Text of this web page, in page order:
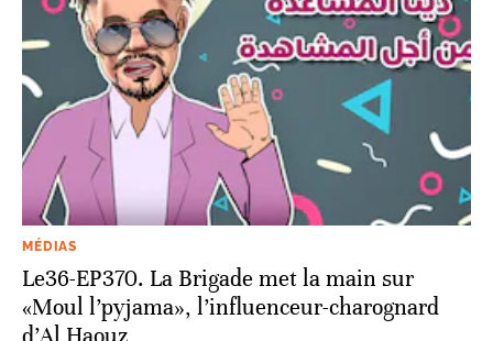
MÉDIAS
Le36-EP370. La Brigade met la main sur
«Moul l’pyjama», l’influenceur-charognard